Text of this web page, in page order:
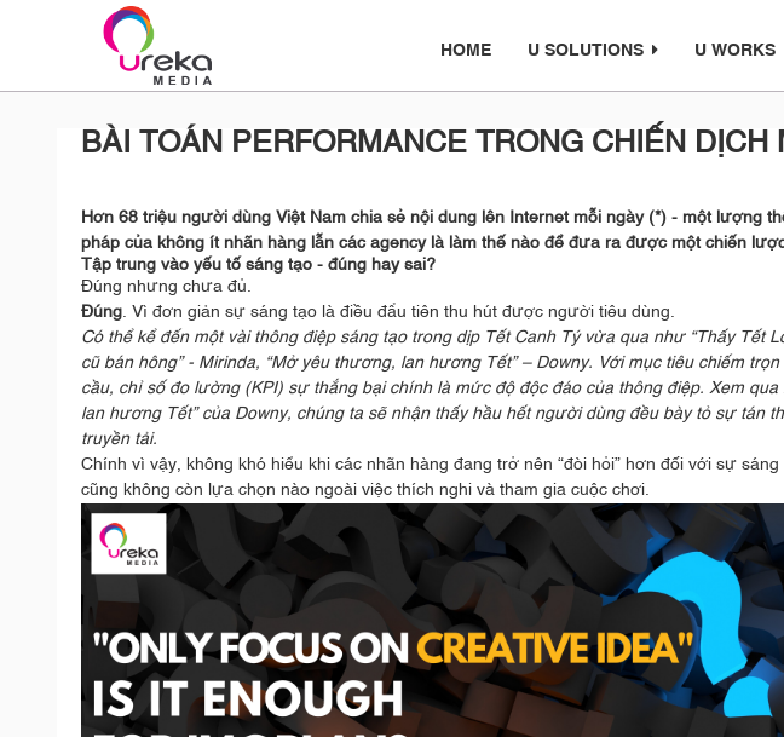
HOME U SOLUTIONS U WORKS
BÀI TOÁN PERFORMANCE TRONG CHIẾN DỊCH
Hơn 68 triệu người dùng Việt Nam chia sẻ nội dung lên Internet mỗi ngày (*) - một lượng
pháp của không ít nhãn hàng lẫn các agency là làm thế nào để đưa ra được một chiến
Tập trung vào yếu tố sáng tạo - đúng hay sai?
Đúng nhưng chưa đủ.
Đúng. Vì đơn giản sự sáng tạo là điều đẩu tiên thu hút được người tiêu dùng.
Có thể kể đến một vài thông điệp sáng tạo trong dịp Tết Canh Tý vừa qua như “Thấy Tết
cũ bán hông” - Mirinda, “Mở yêu thương, lan hương Tết” – Downy. Với mục tiêu chiếm
cầu, chỉ số đo lường (KPI) sự thắng bại chính là mức độ độc đáo của thông điệp. Xem
lan hương Tết” của Downy, chúng ta sẽ nhận thấy hầu hết người dùng đều bày tỏ sự tán
truyền tải.
Chính vì vậy, không khó hiểu khi các nhãn hàng đang trở nên “đòi hỏi” hơn đối với sự
cũng không còn lựa chọn nào ngoài việc thích nghi và tham gia cuộc chơi.